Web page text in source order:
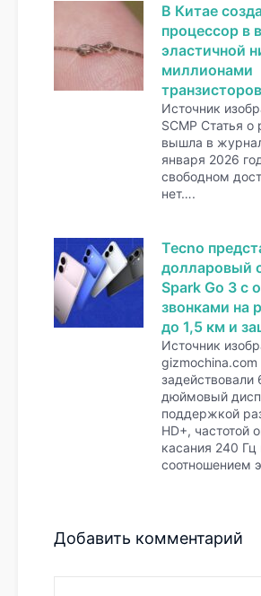
В Китае
процессор в
эластичной
миллионами
транзисторов
Источник
SCMP Статья о
вышла в
января 2026
свободном
нет….
Tecno
долларовый
Spark Go 3 с
звонками на
до 1,5 км и
Источник
gizmochina.com
задействовали
дюймовый
поддержкой
HD+, частотой
касания 240 Гц
соотношением
Добавить комментарий